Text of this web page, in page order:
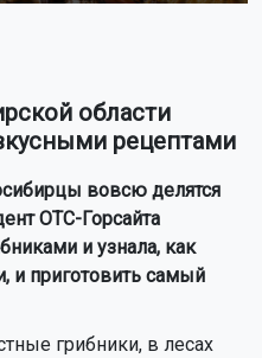
области
рецептами
вовсю делятся
ОТС-Горсайта
и узнала, как
и приготовить самый
грибники, в лесах